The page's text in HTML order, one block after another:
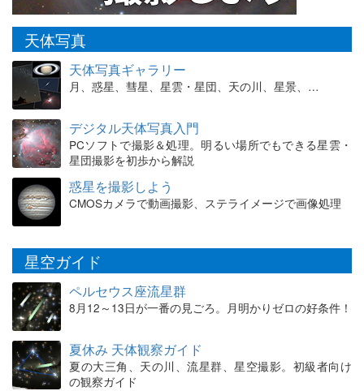
天体写真
天体写真ギャラリー
月、惑星、彗星、星雲・星団、天の川、星景、…
デジタル天体写真入門
PCソフトで撮影＆処理。明るい場所でもできる星雲・
星団撮影を初歩から解説
惑星を撮影しよう
CMOSカメラで動画撮影、ステライメージで画像処理
星空ガイド
ペルセウス座流星群
8月12～13日が一番の見ごろ。月明かりゼロの好条件！
夏休み 天体観察ガイド
夏の大三角、天の川、流星群、星空撮影。初級者向け
の観察ガイド